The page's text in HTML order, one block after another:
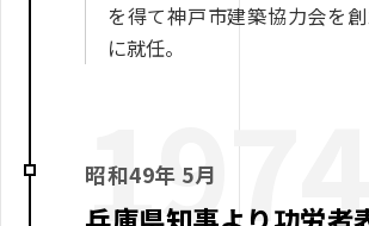
を得て神戸市建築協力会を
に就任。
昭和49年 5月